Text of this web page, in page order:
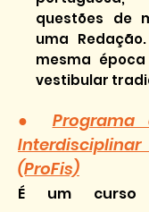
questões de
uma
mesma
vestibular
● Programa
(ProFis)
É um curso